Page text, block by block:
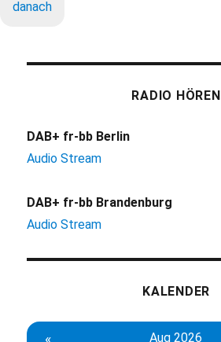
danach
RADIO HÖREN
DAB+ fr-bb Berlin
Audio Stream
DAB+ fr-bb Brandenburg
Audio Stream
KALENDER
« Aug 2026